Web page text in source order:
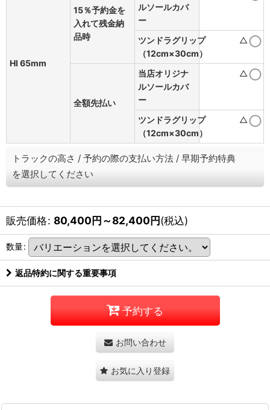
HI 65mm
15％予約金を
入れて残金納
品時
ルソールカバ
ー
ツンドラグリップ
（12cm×30cm）
△
全額先払い
当店オリジナ
ルソールカバ
ー
△
ツンドラグリップ
（12cm×30cm）
△
トラックの高さ / 予約の際の支払い方法 / 早期予約特典
を選択してください
販売価格: 80,400円～82,400円(税込)
数量:
返品特約に関する重要事項
予約する
お問い合わせ
お気に入り登録